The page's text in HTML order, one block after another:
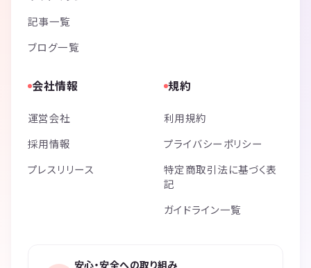
記事一覧
ブログ一覧
会社情報
運営会社
採用情報
プレスリリース
規約
利用規約
プライバシーポリシー
特定商取引法に基づく表
記
ガイドライン一覧
安心・安全への取り組み